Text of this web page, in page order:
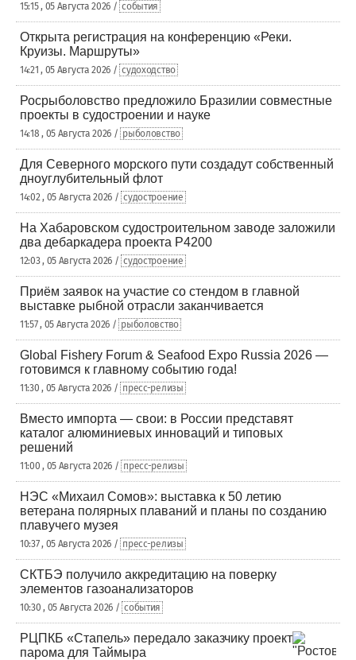
15:15 , 05 Августа 2026 / события
Открыта регистрация на конференцию «Реки.
Круизы. Маршруты»
14:21 , 05 Августа 2026 / судоходство
Росрыболовство предложило Бразилии совместные
проекты в судостроении и науке
14:18 , 05 Августа 2026 / рыболовство
Для Северного морского пути создадут собственный
дноуглубительный флот
14:02 , 05 Августа 2026 / судостроение
На Хабаровском судостроительном заводе заложили
два дебаркадера проекта Р4200
12:03 , 05 Августа 2026 / судостроение
Приём заявок на участие со стендом в главной
выставке рыбной отрасли заканчивается
11:57 , 05 Августа 2026 / рыболовство
Global Fishery Forum & Seafood Expo Russia 2026 —
готовимся к главному событию года!
11:30 , 05 Августа 2026 / пресс-релизы
Вместо импорта — свои: в России представят
каталог алюминиевых инноваций и типовых
решений
11:00 , 05 Августа 2026 / пресс-релизы
НЭС «Михаил Сомов»: выставка к 50 летию
ветерана полярных плаваний и планы по созданию
плавучего музея
10:37 , 05 Августа 2026 / пресс-релизы
СКТБЭ получило аккредитацию на поверку
элементов газоанализаторов
10:30 , 05 Августа 2026 / события
РЦПКБ «Стапель» передало заказчику проект
парома для Таймыра